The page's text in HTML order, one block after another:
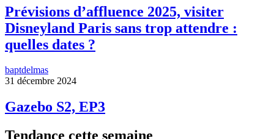
Prévisions d’affluence 2025, visiter
Disneyland Paris sans trop attendre :
quelles dates ?
baptdelmas
31 décembre 2024
Gazebo S2, EP3
Tendance cette semaine